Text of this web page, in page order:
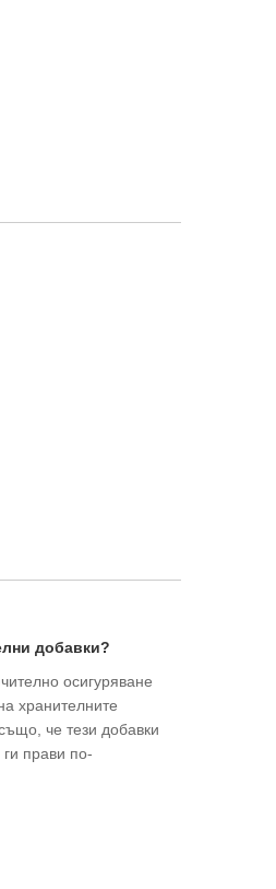
добавки?
осигуряване
хранителните
че тези добавки
прави по-